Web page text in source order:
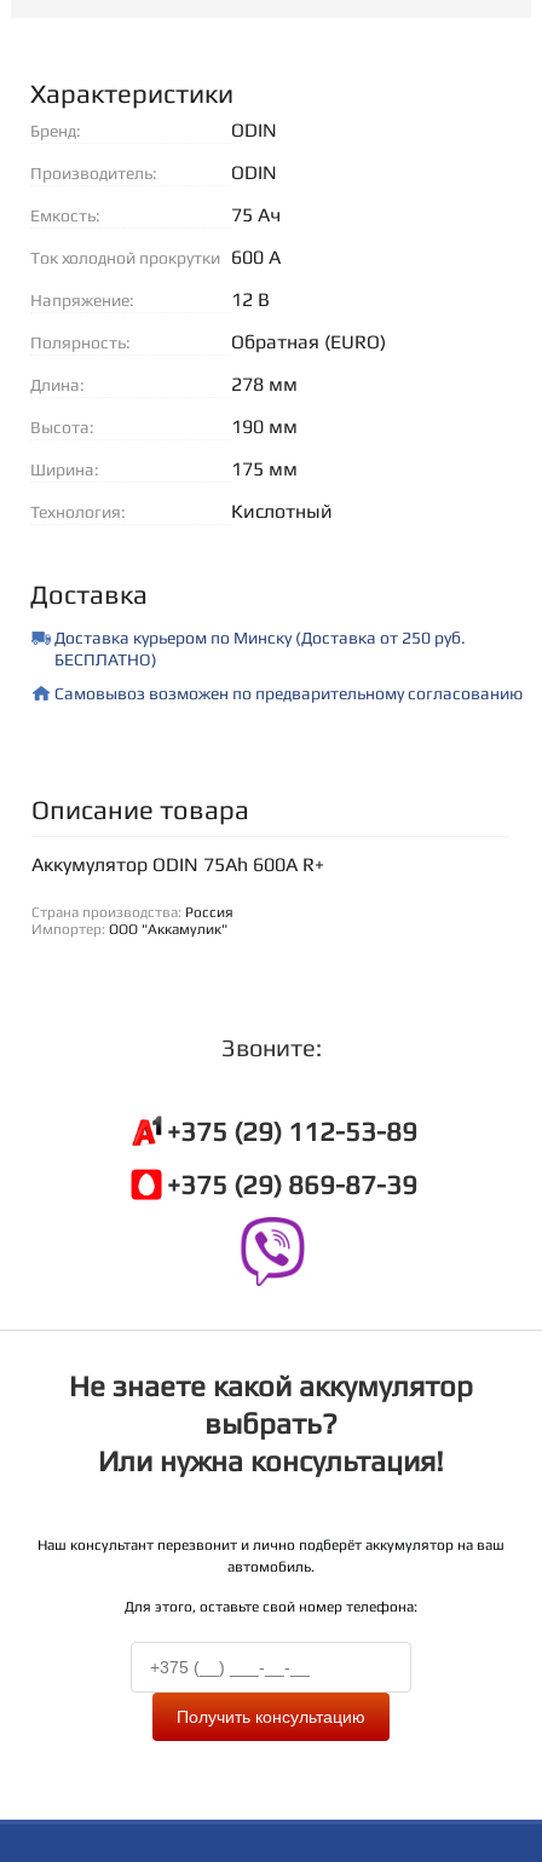
Характеристики
Бренд: ODIN
Производитель: ODIN
Емкость: 75 Ач
Ток холодной прокрутки
600 А
Напряжение: 12 В
Полярность: Обратная (EURO)
Длина: 278 мм
Высота: 190 мм
Ширина: 175 мм
Технология: Кислотный
Доставка
Доставка курьером по Минску (Доставка от 250 руб.
БЕСПЛАТНО)
Самовывоз возможен по предварительному согласованию
Описание товара
Аккумулятор ODIN 75Ah 600A R+
Страна производства: Россия
Импортер:ООО "Аккамулик"
Звоните:
+375 (29) 112-53-89
+375 (29) 869-87-39
Не знаете какой аккумулятор
выбрать?
Или нужна консультация!
Наш консультант перезвонит и лично подберёт аккумулятор на ваш
автомобиль.
Для этого, оставьте свой номер телефона:
Получить консультацию